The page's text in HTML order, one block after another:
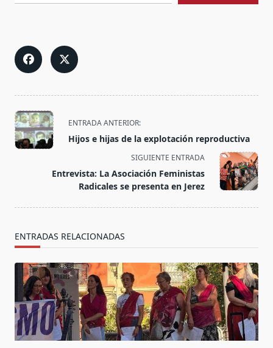
<span
class="nav-
subtitle
text">Página</span>
ENTRADA ANTERIOR:
Hijos e hijas de la explotación reproductiva
SIGUIENTE ENTRADA
Entrevista: La Asociación Feministas
Radicales se presenta en Jerez
ENTRADAS RELACIONADAS